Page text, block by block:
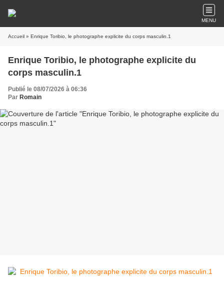
MENU
Accueil » Enrique Toribio, le photographe explicite du corps masculin.1
Enrique Toribio, le photographe explicite du
corps masculin.1
Publié le 08/07/2026 à 06:36
Par Romain